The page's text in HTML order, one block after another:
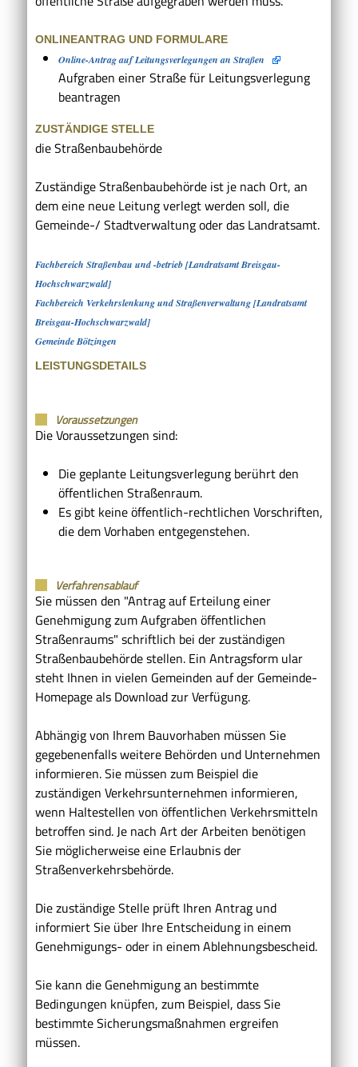
ONLINEANTRAG UND FORMULARE
Online-Antrag auf Leitungsverlegungen an Straßen
Aufgraben einer Straße für Leitungsverlegung
beantragen
ZUSTÄNDIGE STELLE
die Straßenbaubehörde
Zuständige Straßenbaubehörde ist je nach Ort, an
dem eine neue Leitung verlegt werden soll, die
Gemeinde-/ Stadtverwaltung oder das Landratsamt.
Fachbereich Straßenbau und -betrieb [Landratsamt Breisgau-
Hochschwarzwald]
Fachbereich Verkehrslenkung und Straßenverwaltung [Landratsamt
Breisgau-Hochschwarzwald]
Gemeinde Bötzingen
LEISTUNGSDETAILS
Voraussetzungen
Die Voraussetzungen sind:
Die geplante Leitungsverlegung berührt den
öffentlichen Straßenraum.
Es gibt keine öffentlich-rechtlichen Vorschriften,
die dem Vorhaben entgegenstehen.
Verfahrensablauf
Sie müssen den "Antrag auf Erteilung einer
Genehmigung zum Aufgraben öffentlichen
Straßenraums" schriftlich bei der zuständigen
Straßenbaubehörde stellen. Ein Antragsform ular
steht Ihnen in vielen Gemeinden auf der Gemeinde-
Homepage als Download zur Verfügung.
Abhängig von Ihrem Bauvorhaben müssen Sie
gegebenenfalls weitere Behörden und Unternehmen
informieren.Sie müssen zum Beispiel die
zuständigen Verkehrsunternehmen informieren,
wenn Haltestellen von öffentlichen Verkehrsmitteln
betroffen sind. Je nach Art der Arbeiten benötigen
Sie möglicherweise eine Erlaubnis der
Straßenverkehrsbehörde.
Die zuständige Stelle prüft Ihren Antrag und
informiert Sie über Ihre Entscheidung in einem
Genehmigungs- oder in einem Ablehnungsbescheid.
Sie kann die Genehmigung an bestimmte
Bedingungen knüpfen, zum Beispiel, dassSie
bestimmte Sicherungsmaßnahmen ergreifen
müssen.